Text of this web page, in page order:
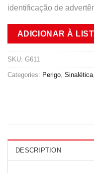
identificação de
ADICIONAR À
SKU: G611
Categories: Perigo Sinalética
DESCRIPTION